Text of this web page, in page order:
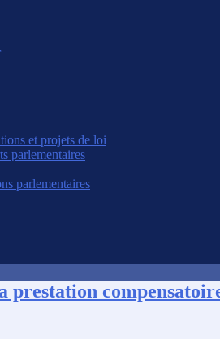
et projets de loi
parlementaires
parlementaires
prestation